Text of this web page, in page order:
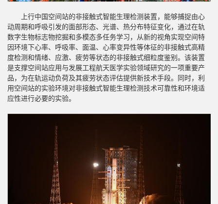
上行中国空间站的非接触式智能生理检测装置，能够捕捉由心
动周期和呼吸引发的面部形态、光谱、热分布特征变化，通过在轨
数字生物标志物挖掘和多模态多任务学习，从新的视角实现空间特
因环境下心率、呼吸率、面温、心率变异性等体征的非接触式高精
度检测和情绪、应激、疲劳等状态的非接触式细粒度鉴别。该装置
是支撑空间站应用与发展工程航天医学实验领域研究的一项重要产
品，为在轨运动负荷及其疲劳状态评估提供新技术手段。同时，利
用空间站的实验环境对非接触式智能生理检测技术可靠性和环境适
应性进行必要的实验。